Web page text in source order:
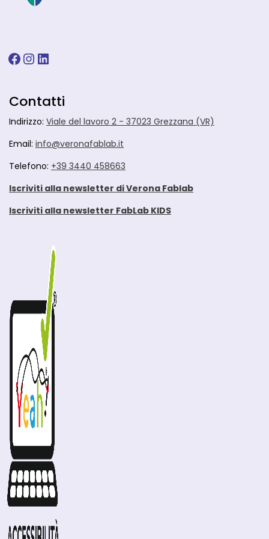
Facebook
Instagram
LinkedIn
Contatti
Indirizzo: Viale del lavoro 2 - 37023 Grezzana (VR)
Email: info@veronafablab.it
Telefono: +39 3440 458663
Iscriviti alla newsletter di Verona Fablab
Iscriviti alla newsletter FabLab KIDS